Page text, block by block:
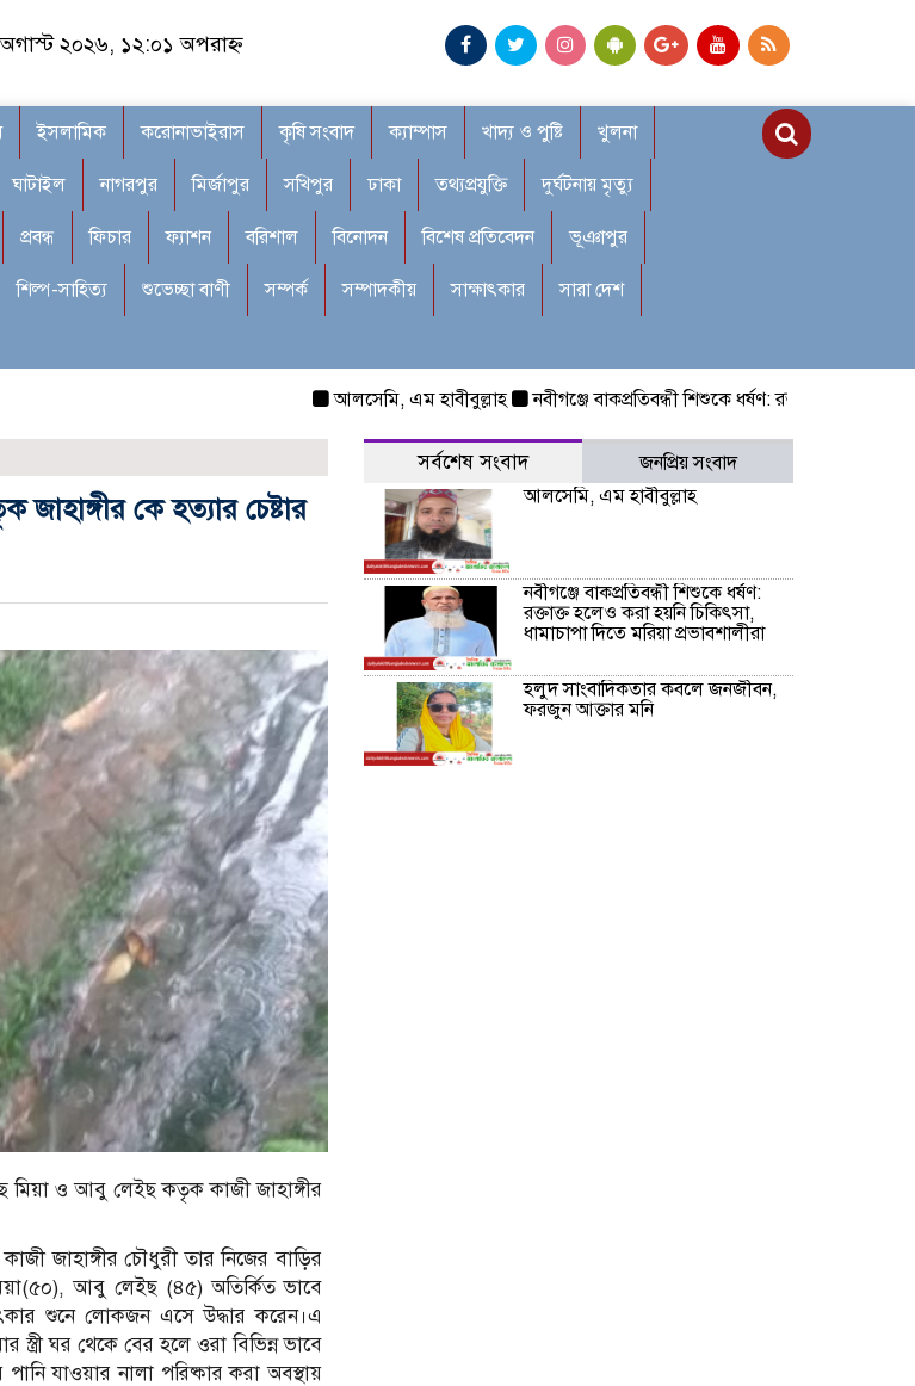
২০২৬, ১২:০১ অপরাহ্ন
ইসলামিক করোনাভাইরাস কৃষি সংবাদ ক্যাম্পাস খাদ্য ও পুষ্টি খুলনা
ঘাটাইল নাগরপুর মির্জাপুর সখিপুর ঢাকা তথ্যপ্রযুক্তি দুর্ঘটনায় মৃত্যু
প্রবন্ধ ফিচার ফ্যাশন বরিশাল বিনোদন বিশেষ প্রতিবেদন ভূঞাপুর
শিল্প-সাহিত্য শুভেচ্ছা বাণী সম্পর্ক সম্পাদকীয় সাক্ষাৎকার সারা দেশ
আলসেমি, এম হাবীবুল্লাহ নবীগঞ্জে বাকপ্রতিবন্ধী শিশুকে ধর্ষণ: রক্তাক্ত হলেও করা হয়নি
কে হত্যার চেষ্টার
মিয়া ও আবু লেইছ কতৃক কাজী জাহাঙ্গীর
জাহাঙ্গীর চৌধুরী তার নিজের বাড়ির
আবু লেইছ (৪৫) অতির্কিত ভাবে
শুনে লোকজন এসে উদ্ধার করেন।এ
ঘর থেকে বের হলে ওরা বিভিন্ন ভাবে
যাওয়ার নালা পরিষ্কার করা অবস্থায়
সর্বশেষ সংবাদ
জনপ্রিয় সংবাদ
আলসেমি, এম হাবীবুল্লাহ
নবীগঞ্জে বাকপ্রতিবন্ধী শিশুকে ধর্ষণ:
রক্তাক্ত হলেও করা হয়নি চিকিৎসা,
ধামাচাপা দিতে মরিয়া প্রভাবশালীরা
হলুদ সাংবাদিকতার কবলে জনজীবন,
ফরজুন আক্তার মনি